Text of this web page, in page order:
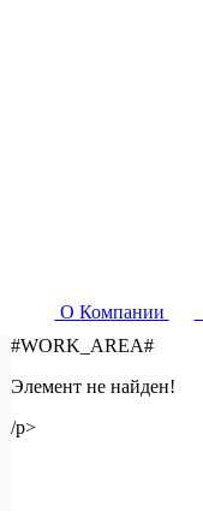
О Компании
#WORK_AREA#
Элемент не найден!
/p>